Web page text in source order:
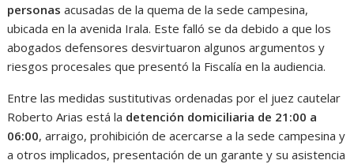
personas acusadas de la quema de la sede campesina,
ubicada en la avenida Irala. Este falló se da debido a que los
abogados defensores desvirtuaron algunos argumentos y
riesgos procesales que presentó la Fiscalía en la audiencia.
Entre las medidas sustitutivas ordenadas por el juez cautelar
Roberto Arias está la detención domiciliaria de 21:00 a
06:00, arraigo, prohibición de acercarse a la sede campesina y
a otros implicados, presentación de un garante y su asistencia